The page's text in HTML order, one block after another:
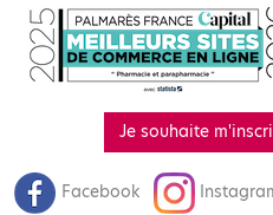
Je souhaite
Facebook